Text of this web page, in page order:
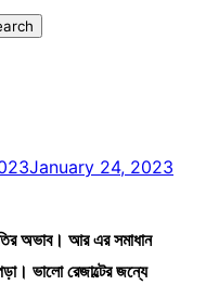
January 24, 2023
অভাব। আর এর সমাধান
ভালো রেজাল্টের জন্যে